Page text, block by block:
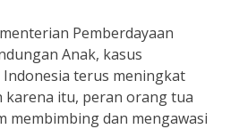
Pemberdayaan
Anak, kasus
terus meningkat
karena itu, peran orang tua
membimbing dan mengawasi